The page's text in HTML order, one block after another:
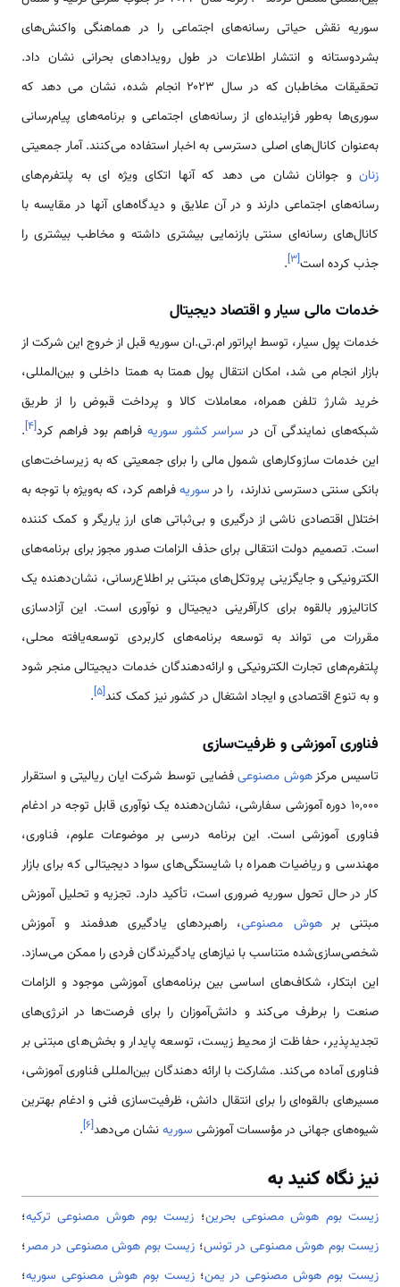
سوریه نقش حیاتی رسانه‌های اجتماعی را در هماهنگی واکنش‌های
بشردوستانه و انتشار اطلاعات در طول رویدادهای بحرانی نشان داد.
تحقیقات مخاطبان که در سال ۲۰۲۳ انجام شده، نشان می دهد که
سوری‌ها به‌طور فزاینده‌ای از رسانه‌های اجتماعی و برنامه‌های پیام‌رسانی
به‌عنوان کانال‌های اصلی دسترسی به اخبار استفاده می‌کنند. آمار جمعیتی
زنان و جوانان نشان می دهد که آنها اتکای ویژه ای‌ به پلتفرم‌های
رسانه‌های اجتماعی دارند و در آن علایق و دیدگاه‌های آنها در مقایسه با
کانال‌های رسانه‌ای سنتی بازنمایی بیشتری داشته و مخاطب بیشتری را
جذب کرده است[۳]
.
خدمات مالی سیار و اقتصاد دیجیتال
خدمات پول سیار، توسط اپراتور ام.تی.ان سوریه قبل از خروج این شرکت از
بازار انجام می شد، امکان انتقال پول همتا به همتا داخلی و بین‌المللی،
خرید شارژ تلفن همراه، معاملات کالا و پرداخت قبوض را از طریق
شبکه‌های نمایندگی آن در سراسر کشور سوریه فراهم بود فراهم کرد[۴]
.
این خدمات سازوکارهای شمول مالی را برای جمعیتی که به زیرساخت‌های
بانکی سنتی دسترسی ندارند، را درسوریهفراهم کرد، که به‌ویژه با توجه به
اختلال اقتصادی ناشی از درگیری و بی‌ثباتی های ارز یاریگر و کمک کننده
است. تصمیم دولت انتقالی برای حذف الزامات صدور مجوز برای برنامه‌های
الکترونیکی و جایگزینی پروتکل‌های مبتنی بر اطلاع‌رسانی، نشان‌دهنده یک
کاتالیزور بالقوه برای کارآفرینی دیجیتال و نوآوری است. این آزادسازی
مقررات می تواند به توسعه برنامه‌های کاربردی توسعه‌یافته محلی،
پلتفرم‌های تجارت الکترونیکی و ارائه‌دهندگان خدمات دیجیتالی منجر شود
و به تنوع اقتصادی و ایجاد اشتغال در کشور نیز کمک کند[۵]
.
فناوری آموزشی و ظرفیت‌سازی
تاسیس مرکزهوش مصنوعیفضایی توسط شرکت ایان ریالیتی و استقرار
۱۰,۰۰۰ دوره آموزشی سفارشی، نشان‌دهنده یک نوآوری قابل توجه در ادغام
فناوری آموزشی است. این برنامه درسی بر موضوعات علوم، فناوری،
مهندسی و ریاضیات همراه با شایستگی‌های سواد دیجیتالی که برای بازار
کار در حال تحول سوریه ضروری است، تأکید دارد. تجزیه و تحلیل آموزش
مبتنی برهوش مصنوعی، راهبردهای یادگیری هدفمند و آموزش
شخصی‌سازی‌شده متناسب با نیازهای یادگیرندگان فردی را ممکن می‌سازد.
این ابتکار، شکاف‌های اساسی بین برنامه‌های آموزشی موجود و الزامات
صنعت را برطرف می‌کند و دانش‌آموزان را برای فرصت‌ها در انرژی‌های
تجدیدپذیر، حفاظت از محیط زیست، توسعه پایدار و بخش‌های مبتنی بر
فناوری آماده می‌کند. مشارکت با ارائه دهندگان بین‌المللی فناوری آموزشی،
مسیرهای بالقوه‌ای را برای انتقال دانش، ظرفیت‌سازی فنی و ادغام بهترین
شیوه‌های جهانی در مؤسسات آموزشی سوریهنشان می‌دهد[۶]
.
نیز نگاه کنید به
زیست بوم هوش مصنوعی بحرین؛ زیست بوم هوش مصنوعی ترکیه؛
زیست بوم هوش مصنوعی در تونس؛ زیست بوم هوش مصنوعی در مصر؛
زیست بوم هوش مصنوعی در یمن؛ زیست بوم هوش مصنوعی سوریه؛